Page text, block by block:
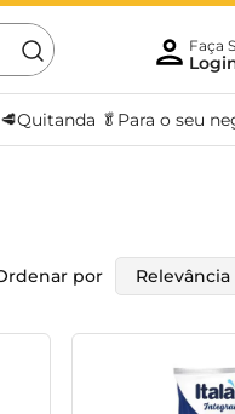
Quitanda 🥬 Para o seu
por Relevância